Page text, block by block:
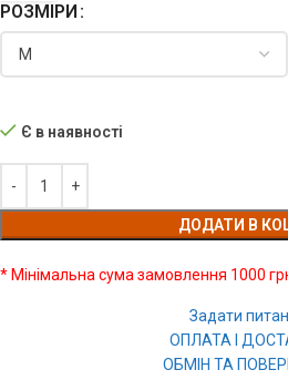
РОЗМІРИ
Є в наявності
ДОДАТИ В
* Мінімальна сума замовлення 1000
Задати
ОПЛАТА І
ОБМІН ТА